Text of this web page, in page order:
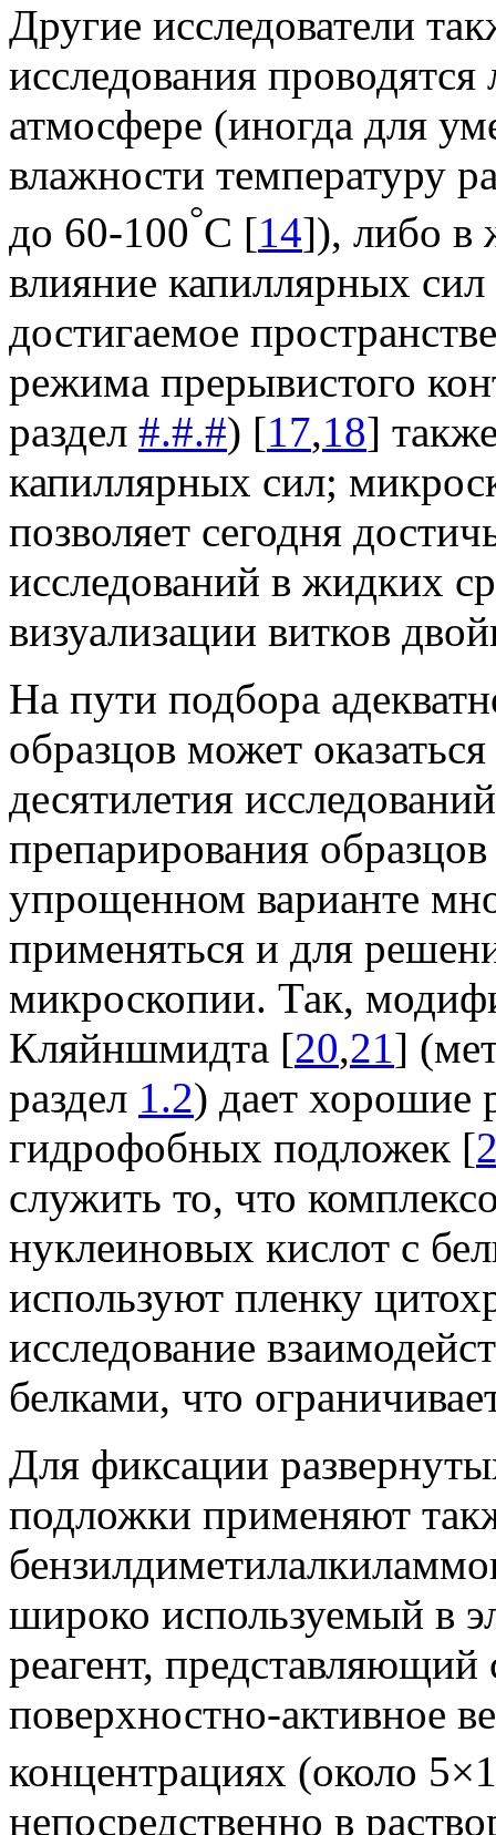
Другие исследователи
исследования
атмосфере (иногда для
влажности температуру
до 60-100°С [14]), либо в
влияние капиллярных
достигаемое
режима прерывистого
раздел #.#.#) [17,18]
капиллярных сил;
позволяет сегодня
исследований в жидких
визуализации витков
На пути подбора
образцов может
десятилетия
препарирования
упрощенном варианте
применяться и для
микроскопии. Так,
Кляйншмидта [20,21]
раздел 1.2) дает хорошие
гидрофобных подложек [
служить то, что
нуклеиновых кислот с
используют пленку
исследование
белками, что
Для фиксации
подложки применяют
широко используемый в
реагент, представляющий
поверхностно-активное
концентрациях (около
непосредственно в